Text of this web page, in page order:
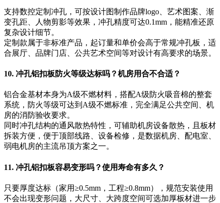
支持数控定制冲孔，可按设计图制作品牌logo、艺术图案、渐
变孔距、人物剪影等效果，冲孔精度可达0.1mm，能精准还原
复杂设计细节。
定制款属于非标准产品，起订量和单价会高于常规冲孔板，适
合展厅、品牌门店、公共艺术空间等对设计有高要求的场景。
10. 冲孔铝扣板防火等级达标吗？机房用合不合适？
铝合金基材本身为A级不燃材料，搭配A级防火吸音棉的整套
系统，防火等级可达到A级不燃标准，完全满足公共空间、机
房的消防验收要求。
同时冲孔结构的通风散热特性，可辅助机房设备散热，且板材
拆装方便，便于顶部线路、设备检修，是数据机房、配电室、
弱电机房的主流吊顶方案之一。
11. 冲孔铝扣板容易变形吗？使用寿命有多久？
只要厚度达标（家用≥0.5mm，工程≥0.8mm），规范安装使用
不会出现变形问题，大尺寸、大跨度空间可选加厚板材进一步